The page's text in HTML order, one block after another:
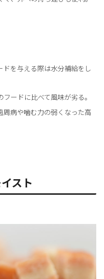
を与える際は水分補給をし
ードに比べて風味が劣る。
周病や噛む力の弱くなった高
スト